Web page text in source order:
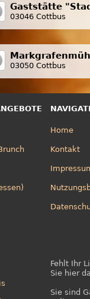
Gaststätte
03046 Cottbus
03050 Cottbus
Home
Kontakt
Fehlt Ihr
Sie hier
Sie sind